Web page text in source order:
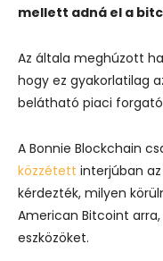
mellett adná el a
Az általa meghúzott
hogy ez gyakorlatilag
belátható piaci
A Bonnie Blockchain
közzétett interjúban
kérdezték, milyen
American Bitcoint
eszközöket.